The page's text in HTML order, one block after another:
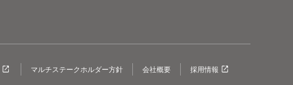
マルチステークホルダー方針 会社概要 採用情報